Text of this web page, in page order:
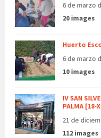
6 de marzo
20 images
Huerto
6 de marzo
10 images
IV SAN
PALMA [18-
21 de
112 images